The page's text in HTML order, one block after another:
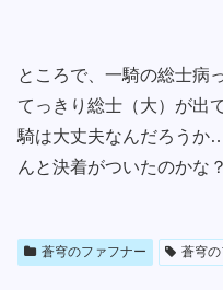
ところで、一騎の総士病
てっきり総士（大）が出
騎は大丈夫なんだろうか
んと決着がついたのかな？
蒼穹のファフナー 蒼穹